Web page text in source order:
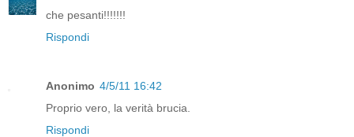
che pesanti!!!!!!!
Rispondi
Anonimo 4/5/11 16:42
Proprio vero, la verità brucia.
Rispondi